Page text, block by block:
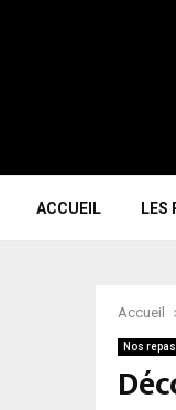
ACCUEIL LES
Accueil
Nos repas